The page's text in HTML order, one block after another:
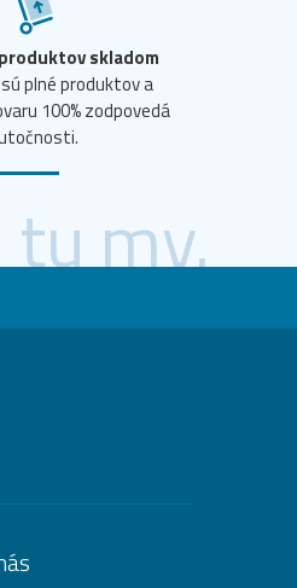
skladom
plné produktov a
100% zodpovedá
my.